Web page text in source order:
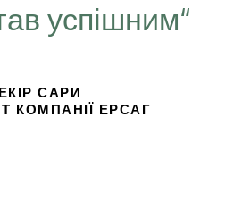
успішним“
САРИ
КОМПАНІЇ ЕРСАГ